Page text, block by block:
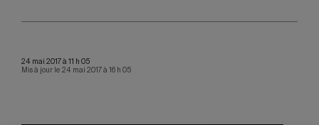
24 mai 2017 à 11 h 05
Mis à jour le 24 mai 2017 à 16 h 05